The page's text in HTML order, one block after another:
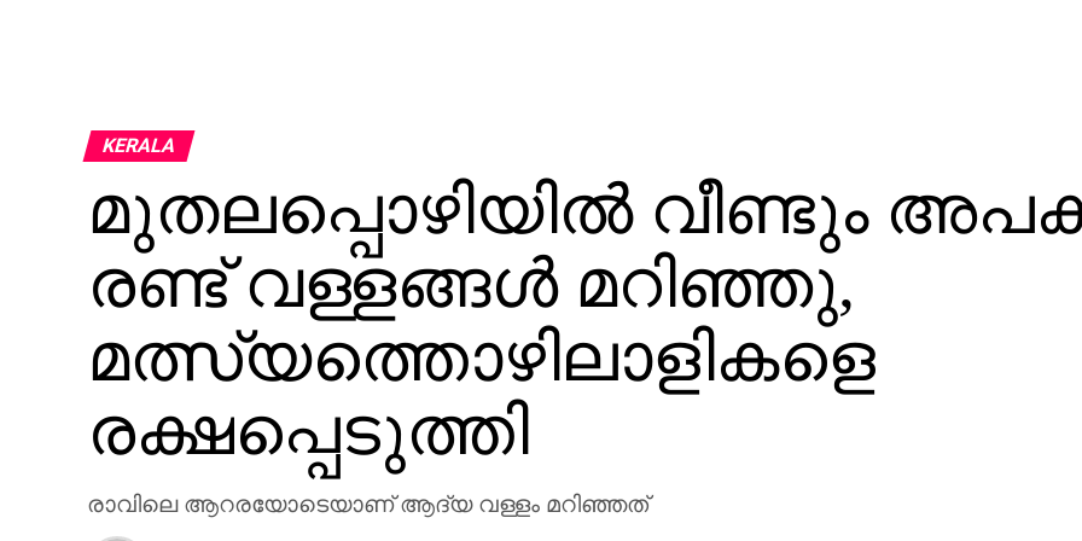
KERALA
മുതലപ്പൊഴിയിൽ വീണ്ടും
രണ്ട് വള്ളങ്ങൾ മറിഞ്ഞു,
മത്സ്യത്തൊഴിലാളികളെ
രക്ഷപ്പെടുത്തി
രാവിലെ ആറരയോടെയാണ് ആദ്യ വള്ളം മറിഞ്ഞത്